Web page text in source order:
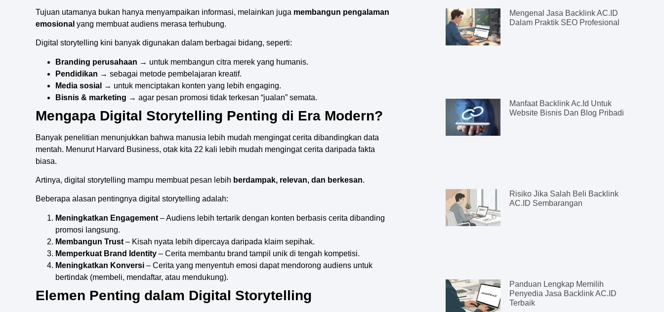
Tujuan utamanya bukan hanya menyampaikan informasi, melainkan juga membangun pengalaman
emosional yang membuat audiens merasa terhubung.
Digital storytelling kini banyak digunakan dalam berbagai bidang, seperti:
Branding perusahaan → untuk membangun citra merek yang humanis.
Pendidikan → sebagai metode pembelajaran kreatif.
Media sosial
→ untuk menciptakan konten yang lebih engaging.
Bisnis & marketing → agar pesan promosi tidak terkesan “jualan” semata.
Mengapa Digital Storytelling Penting di Era Modern?
Banyak penelitian menunjukkan bahwa manusia lebih mudah mengingat cerita dibandingkan data
mentah. Menurut Harvard Business, otak kita 22 kali lebih mudah mengingat cerita daripada fakta
biasa.
Artinya, digital storytelling mampu membuat pesan lebih berdampak, relevan, dan berkesan.
Beberapa alasan pentingnya digital storytelling adalah:
Meningkatkan Engagement – Audiens lebih tertarik dengan konten berbasis cerita dibanding
promosi langsung.
Membangun Trust – Kisah nyata lebih dipercaya daripada klaim sepihak.
Memperkuat Brand Identity – Cerita membantu brand tampil unik di tengah kompetisi.
Meningkatkan Konversi – Cerita yang menyentuh emosi dapat mendorong audiens untuk
bertindak (membeli, mendaftar, atau mendukung).
Elemen Penting dalam Digital Storytelling
Mengenal Jasa Backlink AC.ID
Dalam Praktik SEO Profesional
Manfaat Backlink Ac.id Untuk
Website Bisnis Dan Blog Pribadi
Risiko Jika Salah Beli Backlink
AC.ID Sembarangan
Panduan Lengkap Memilih
Penyedia Jasa Backlink AC.ID
Terbaik